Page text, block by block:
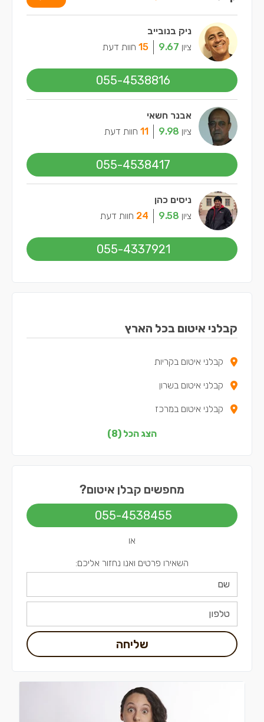
ניק בנובייב
ציון 9.67
15 חוות דעת
055-4538816
אבנר חשאי
ציון 9.98
11 חוות דעת
055-4538417
ניסים כהן
ציון 9.58
24 חוות דעת
055-4337921
קבלני איטום בכל הארץ
קבלני איטום בקריות
קבלני איטום בשרון
קבלני איטום במרכז
קבלני איטום בדרום
קבלני איטום בירושלים
קבלני איטום בתל אביב
הצג הכל (8)
מחפשים קבלן איטום?
055-4538455
או
השאירו פרטים ואנו נחזור אליכם:
שליחה